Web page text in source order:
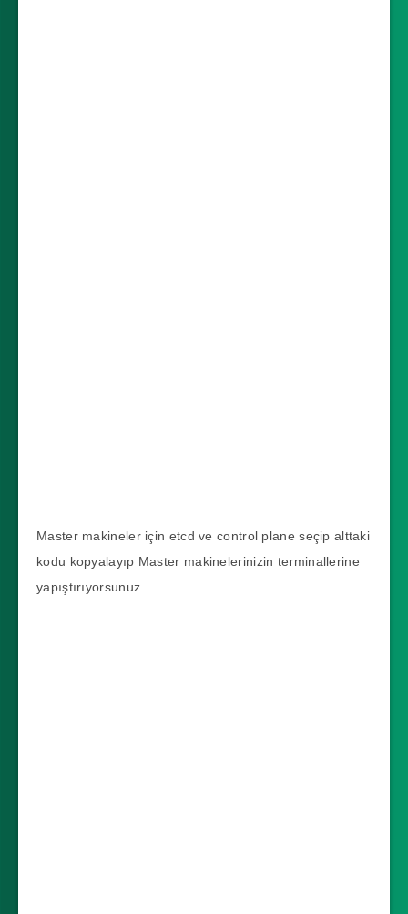
Master makineler için etcd ve control plane seçip alttaki
kodu kopyalayıp Master makinelerinizin terminallerine
yapıştırıyorsunuz.